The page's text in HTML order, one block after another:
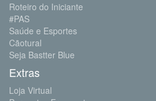
Roteiro do Iniciante
#PAS
Saúde e Esportes
Cãotural
Seja Bastter Blue
Extras
Loja Virtual